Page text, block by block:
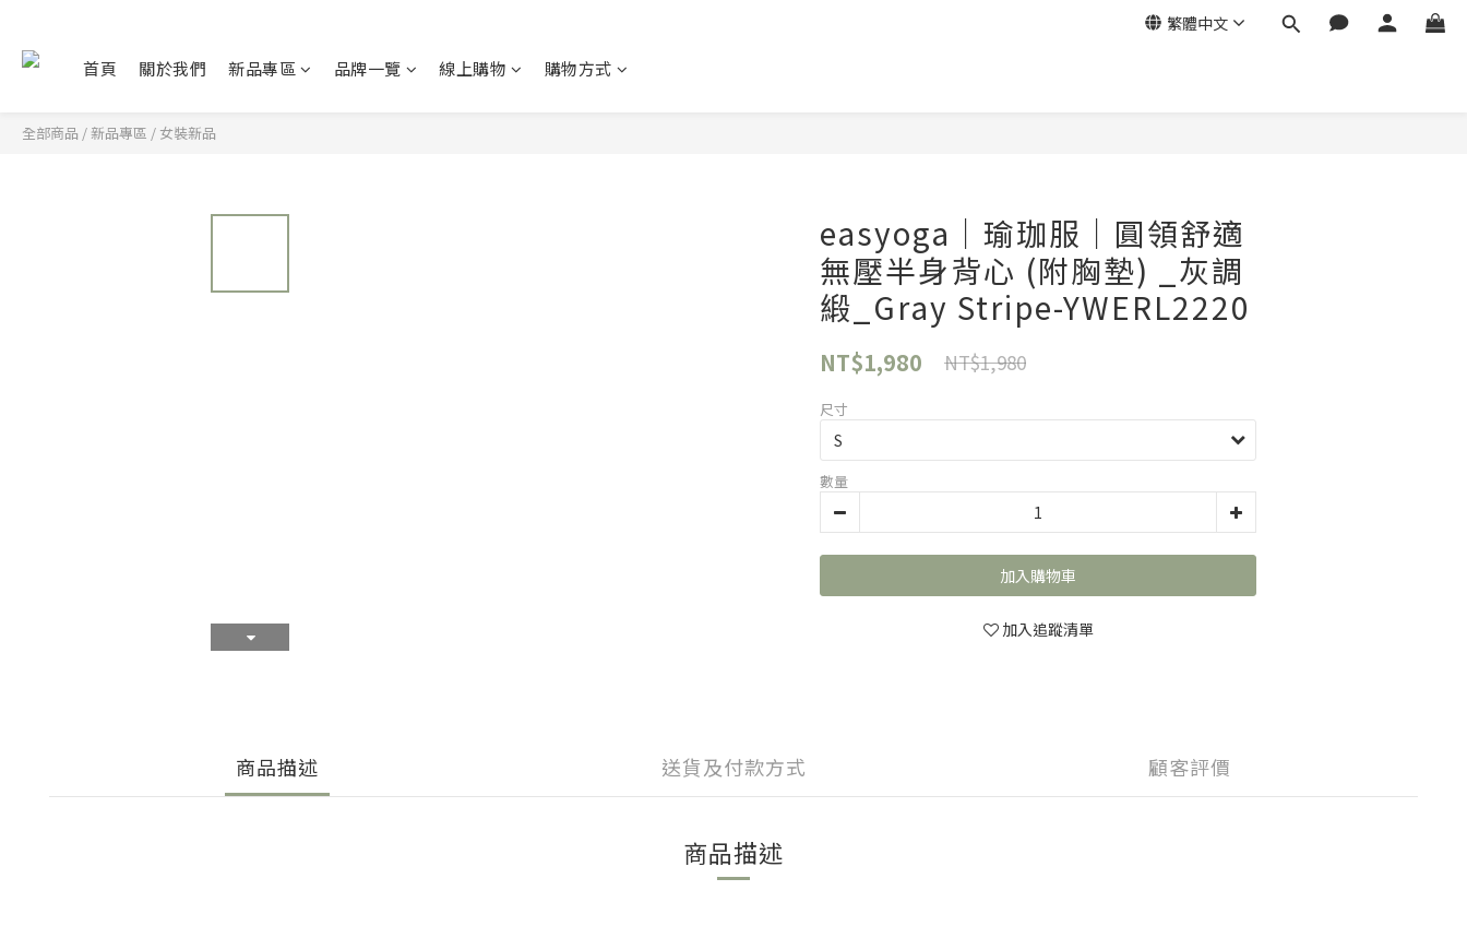
繁體中文
首頁 關於我們 新品專區 品牌一覽 線上購物 購物方式
全部商品 /新品專區 / 女裝新品
easyoga｜瑜珈服｜圓領舒適
無壓半身背心 (附胸墊) _灰調
緞_Gray Stripe-YWERL2220
NT$1,980 NT$1,980
尺寸
數量
加入購物車
加入追蹤清單
商品描述 送貨及付款方式 顧客評價
商品描述